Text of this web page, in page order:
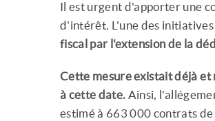
Il est urgent d'apporter une
d'intérêt. L'une des
fiscal par l'extension de la
Cette mesure existait déjà et
à cette date. Ainsi,
estimé à 663 000 contrats